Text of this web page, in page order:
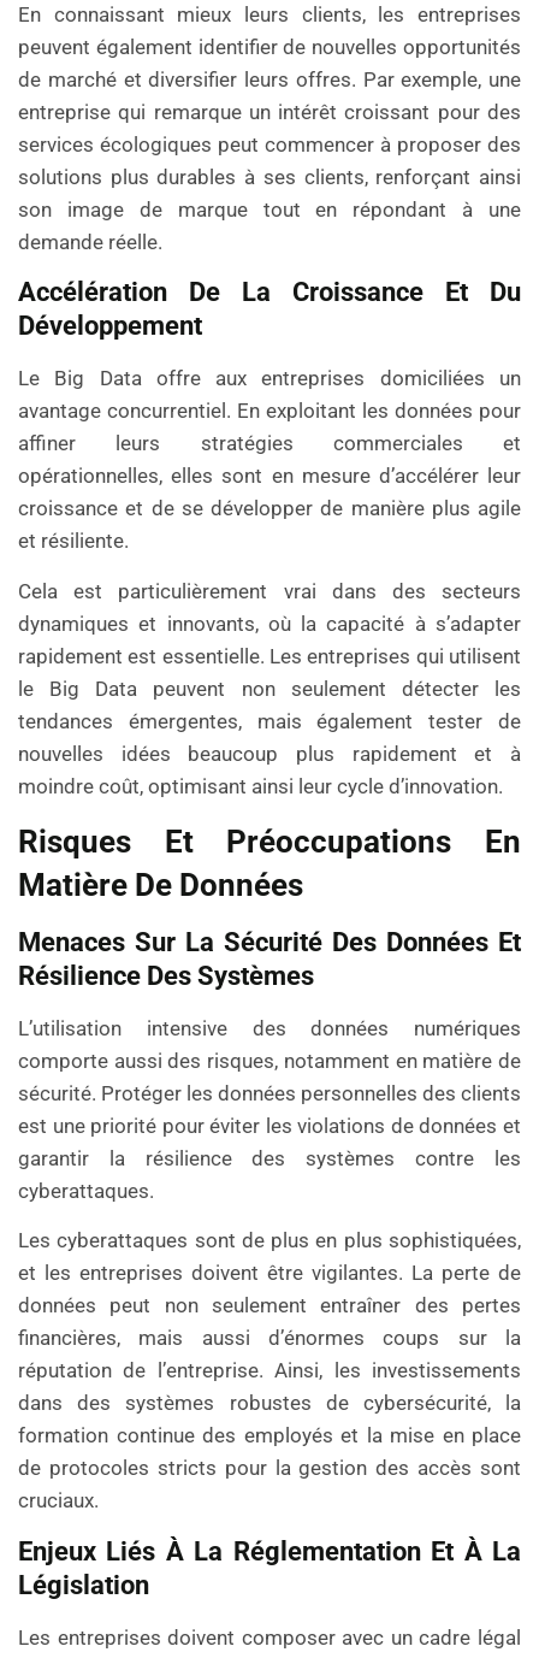
En connaissant mieux leurs clients, les entreprises
peuvent également identifier de nouvelles opportunités
de marché et diversifier leurs offres. Par exemple, une
entreprise qui remarque un intérêt croissant pour des
services écologiques peut commencer à proposer des
solutions plus durables à ses clients, renforçant ainsi
son image de marque tout en répondant à une
demande réelle.
Accélération De La Croissance Et Du
Développement
Le Big Data offre aux entreprises domiciliées un
avantage concurrentiel. En exploitant les données pour
affiner leurs stratégies commerciales et
opérationnelles, elles sont en mesure d’accélérer leur
croissance et de se développer de manière plus agile
et résiliente.
Cela est particulièrement vrai dans des secteurs
dynamiques et innovants, où la capacité à s’adapter
rapidement est essentielle. Les entreprises qui utilisent
le Big Data peuvent non seulement détecter les
tendances émergentes, mais également tester de
nouvelles idées beaucoup plus rapidement et à
moindre coût, optimisant ainsi leur cycle d’innovation.
Risques Et Préoccupations En
Matière De Données
Menaces Sur La Sécurité Des Données Et
Résilience Des Systèmes
L’utilisation intensive des données numériques
comporte aussi des risques, notamment en matière de
sécurité. Protéger les données personnelles des clients
est une priorité pour éviter les violations de données et
garantir la résilience des systèmes contre les
cyberattaques.
Les cyberattaques sont de plus en plus sophistiquées,
et les entreprises doivent être vigilantes. La perte de
données peut non seulement entraîner des pertes
financières, mais aussi d’énormes coups sur la
réputation de l’entreprise. Ainsi, les investissements
dans des systèmes robustes de cybersécurité, la
formation continue des employés et la mise en place
de protocoles stricts pour la gestion des accès sont
cruciaux.
Enjeux Liés À La Réglementation Et À La
Législation
Les entreprises doivent composer avec un cadre légal